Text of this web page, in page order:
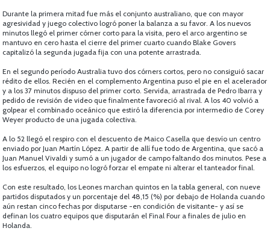
Durante la primera mitad fue más el conjunto australiano, que con mayor
agresividad y juego colectivo logró poner la balanza a su favor. A los nuevos
minutos llegó el primer córner corto para la visita, pero el arco argentino se
mantuvo en cero hasta el cierre del primer cuarto cuando Blake Govers
capitalizó la segunda jugada fija con una potente arrastrada.
En el segundo período Australia tuvo dos córners cortos, pero no consiguió sacar
rédito de ellos. Recién en el complemento Argentina puso el pie en el acelerador
y a los 37 minutos dispuso del primer corto. Servida, arrastrada de Pedro Ibarra y
pedido de revisión de video que finalmente favoreció al rival. A los 40 volvió a
golpear el combinado oceánico que estiró la diferencia por intermedio de Corey
Weyer producto de una jugada colectiva.
A lo 52 llegó el respiro con el descuento de Maico Casella que desvío un centro
enviado por Juan Martín López. A partir de allí fue todo de Argentina, que sacó a
Juan Manuel Vivaldi y sumó a un jugador de campo faltando dos minutos. Pese a
los esfuerzos, el equipo no logró forzar el empate ni alterar el tanteador final.
Con este resultado, los Leones marchan quintos en la tabla general, con nueve
partidos disputados y un porcentaje del 48,15 (%) por debajo de Holanda cuando
aún restan cinco fechas por disputarse -en condición de visitante- y así se
definan los cuatro equipos que disputarán el Final Four a finales de julio en
Holanda.